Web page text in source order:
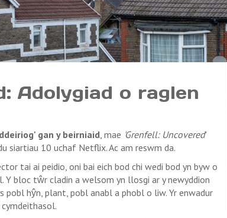
Adolygiad o raglen
gan y beirniaid, mae 'Grenfell: Uncovered'
siartiau 10 uchaf Netflix. Ac am reswm da.
tai ai peidio, oni bai eich bod chi wedi bod yn byw o
Y bloc tŵr cladin a welsom yn llosgi ar y newyddion
pobl hŷn, plant, pobl anabl a phobl o liw. Yr enwadur